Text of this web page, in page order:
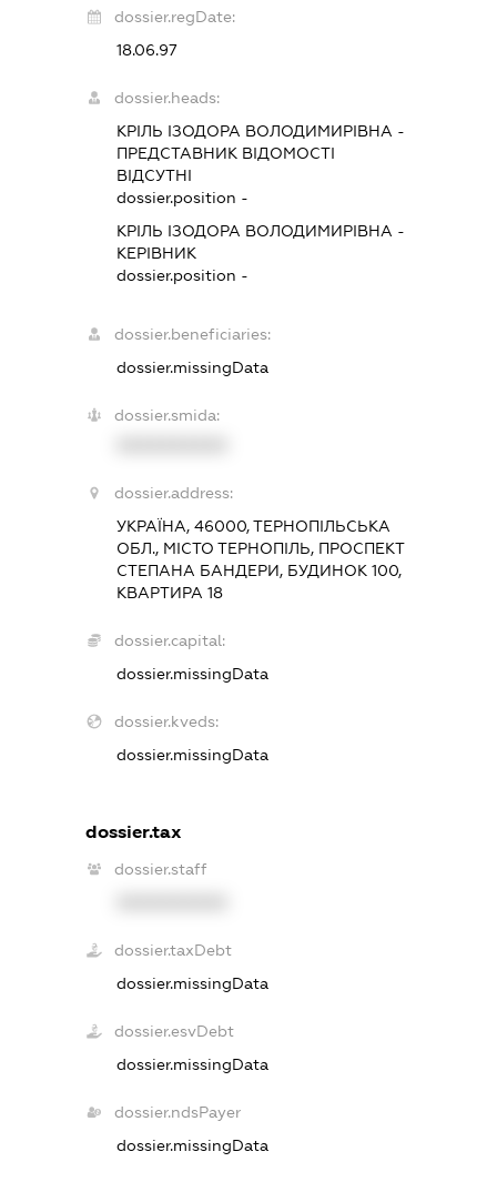
dossier.regDate:
18.06.97
dossier.heads:
КРІЛЬ ІЗОДОРА ВОЛОДИМИРІВНА -
ПРЕДСТАВНИК ВІДОМОСТІ
ВІДСУТНІ
dossier.position -
КРІЛЬ ІЗОДОРА ВОЛОДИМИРІВНА -
КЕРІВНИК
dossier.position -
dossier.beneficiaries:
dossier.missingData
dossier.smida:
dossier.address:
УКРАЇНА, 46000, ТЕРНОПІЛЬСЬКА
ОБЛ., МІСТО ТЕРНОПІЛЬ, ПРОСПЕКТ
СТЕПАНА БАНДЕРИ, БУДИНОК 100,
КВАРТИРА 18
dossier.capital:
dossier.missingData
dossier.kveds:
dossier.missingData
dossier.tax
dossier.staff
dossier.taxDebt
dossier.missingData
dossier.esvDebt
dossier.missingData
dossier.ndsPayer
dossier.missingData